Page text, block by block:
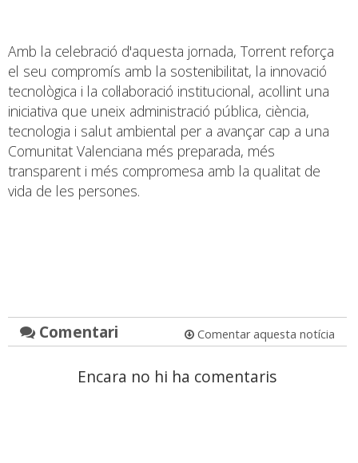
Amb la celebració d'aquesta jornada, Torrent reforça
el seu compromís amb la sostenibilitat, la innovació
tecnològica i la col·laboració institucional, acollint una
iniciativa que uneix administració pública, ciència,
tecnologia i salut ambiental per a avançar cap a una
Comunitat Valenciana més preparada, més
transparent i més compromesa amb la qualitat de
vida de les persones.
Comentari Comentar aquesta notícia
Encara no hi ha comentaris